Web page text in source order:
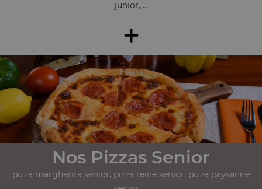
junior, ...
+
Nos Pizzas Senior
pizza margharita senior, pizza reine senior, pizza paysanne